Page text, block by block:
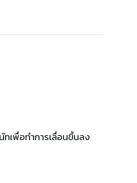
ทเพื่อทำการเลื่อนขึ้นลง